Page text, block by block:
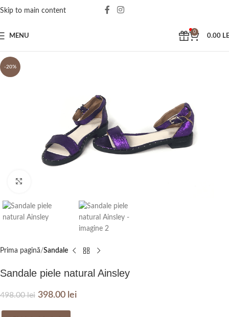
Skip to main content
MENU
0
0.00
-20%
Prima pagină Sandale
Sandale piele natural Ainsley
498.00lei 398.00 lei